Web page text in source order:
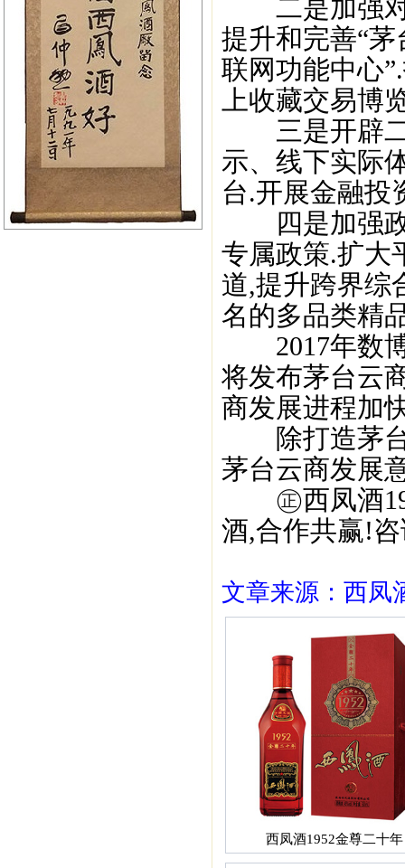
二是加强对
提升和完善“
联网功能中心
上收藏交易博
三是开辟二
示、线下实际
台.开展金融投
四是加强政
专属政策.扩大
道,提升跨界综
名的多品类精
2017年数博
将发布茅台云
商发展进程加
除打造茅台
茅台云商发展
㊣西凤酒
酒,合作共赢!咨
文章来源：西凤
西凤酒1952金尊二十年